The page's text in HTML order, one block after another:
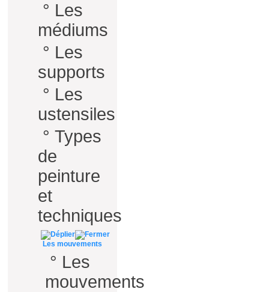
° Les
médiums
° Les
supports
° Les
ustensiles
° Types
de
peinture
et
techniques
Les mouvements
° Les
mouvements